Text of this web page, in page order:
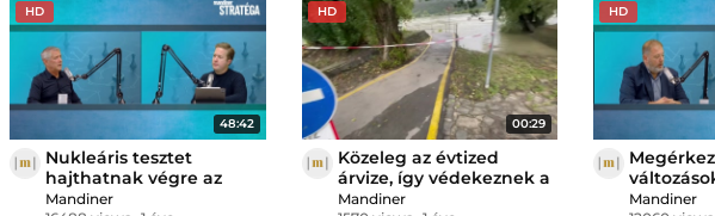
HD
48:42
Nukleáris tesztet
hajthatnak végre az
oroszok? – Mandiner
Mandiner
HD
00:29
Közeleg az évtized
árvize, így védekeznek a
Dunakanyarban
Mandiner
HD
Mandiner
Mandiner